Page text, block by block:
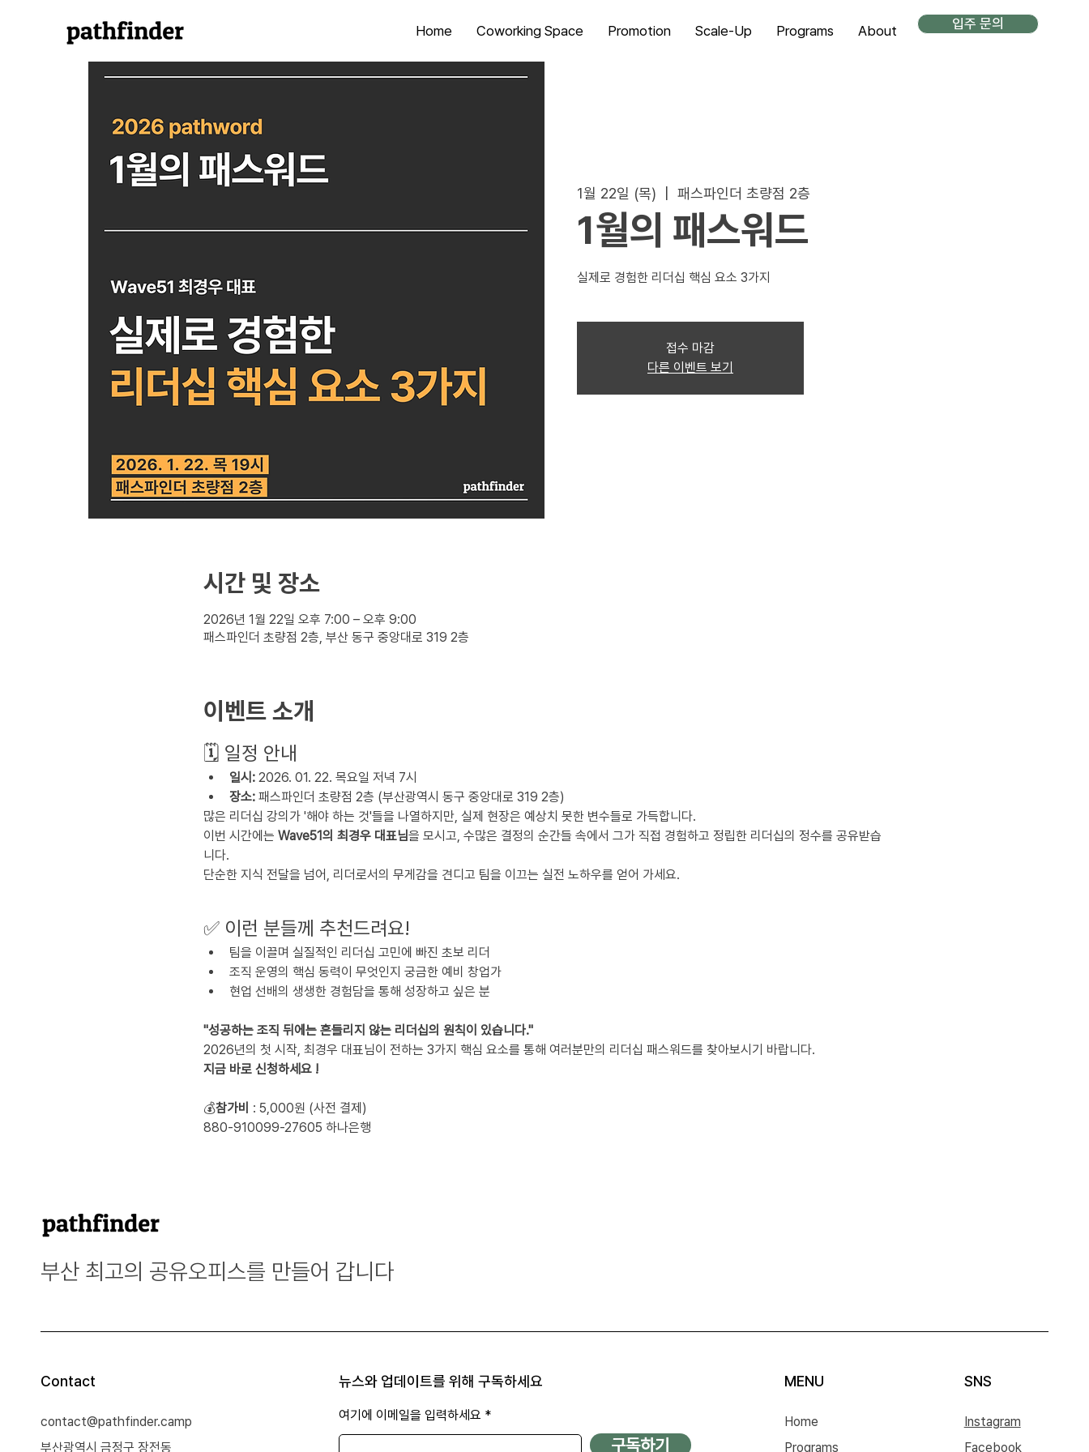
Home Coworking Space Promotion Scale-Up Programs About 입주 문의
1월 22일 (목) 패스파인더 초량점 2층
1월의 패스워드
실제로 경험한 리더십 핵심 요소 3가지
접수 마감
다른 이벤트 보기
시간 및 장소
2026년 1월 22일 오후 7:00 – 오후 9:00
패스파인더 초량점 2층, 부산 동구 중앙대로 319 2층
이벤트 소개
🗓️ 일정 안내
일시: 2026. 01. 22. 목요일 저녁 7시
장소: 패스파인더 초량점 2층 (부산광역시 동구 중앙대로 319 2층)
많은 리더십 강의가 '해야 하는 것'들을 나열하지만, 실제 현장은 예상치 못한 변수들로 가득합니다.
이번 시간에는 Wave51의 최경우 대표님을 모시고, 수많은 결정의 순간들 속에서 그가 직접 경험하고 정립한 리더십의 정수를 공유받습
니다.
단순한 지식 전달을 넘어, 리더로서의 무게감을 견디고 팀을 이끄는 실전 노하우를 얻어 가세요.
✅ 이런 분들께 추천드려요!
팀을 이끌며 실질적인 리더십 고민에 빠진 초보 리더
조직 운영의 핵심 동력이 무엇인지 궁금한 예비 창업가
현업 선배의 생생한 경험담을 통해 성장하고 싶은 분
"성공하는 조직 뒤에는 흔들리지 않는 리더십의 원칙이 있습니다."
2026년의 첫 시작, 최경우 대표님이 전하는 3가지 핵심 요소를 통해 여러분만의 리더십 패스워드를 찾아보시기 바랍니다.
지금 바로 신청하세요 !
💰참가비 : 5,000원 (사전 결제)
880-910099-27605 하나은행
부산 최고의 공유오피스를 만들어 갑니다
Contact
contact@pathfinder.camp
부산광역시 금정구 장전동
뉴스와 업데이트를 위해 구독하세요
여기에 이메일을 입력하세요
구독하기
MENU
Home
Programs
SNS
Instagram
Facebook